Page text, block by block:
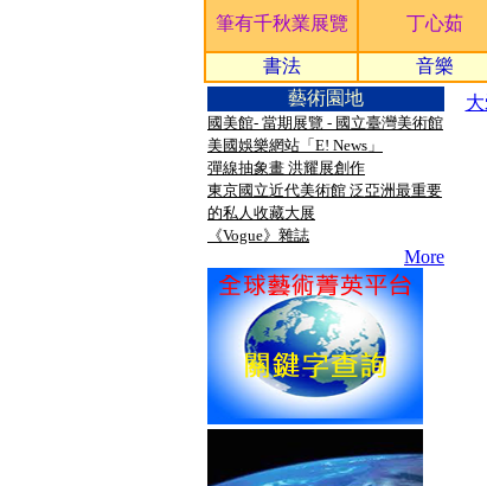
筆有千秋業展覽 丁心茹
書法
音樂
藝術園地
國美館- 當期展覽 - 國立臺灣美術館
美國娛樂網站「E! News」
彈線抽象畫 洪耀展創作
東京國立近代美術館 泛亞洲最重要
的私人收藏大展
《Vogue》雜誌
More